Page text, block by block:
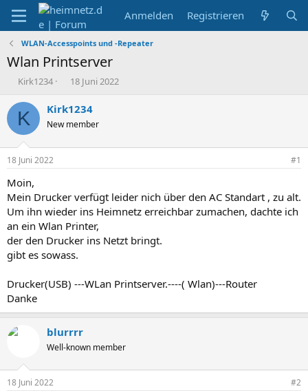
Anmelden Registrieren
WLAN-Accesspoints und -Repeater
Wlan Printserver
E
s
e
r
Kirk1234
E
s
e
t
18 Juni 2022
K Kirk1234
New member
18 Juni 2022 #1
Moin,
Mein Drucker verfügt leider nich über den AC Standart , zu alt.
Um ihn wieder ins Heimnetz erreichbar zumachen, dachte ich
an ein Wlan Printer,
der den Drucker ins Netzt bringt.
gibt es sowass.
Drucker(USB) ---WLan Printserver.----( Wlan)---Router
Danke
blurrrr
Well-known member
18 Juni 2022 #2